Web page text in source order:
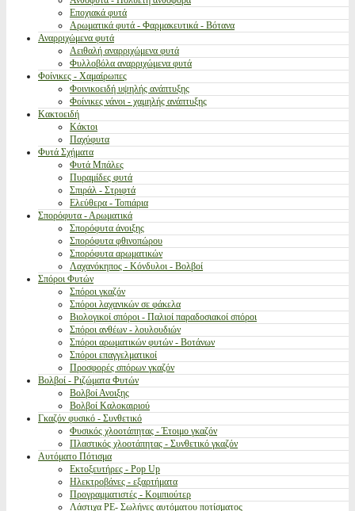
Εποχιακά φυτά
Αρωματικά φυτά - Φαρμακευτικά - Βότανα
Αναρριχώμενα φυτά
Αειθαλή αναρριχώμενα φυτά
Φυλλοβόλα αναρριχώμενα φυτά
Φοίνικες - Χαμαίρωπες
Φοινικοειδή υψηλής ανάπτυξης
Φοίνικες νάνοι - χαμηλής ανάπτυξης
Κακτοειδή
Κάκτοι
Παχύφυτα
Φυτά Σχήματα
Φυτά Μπάλες
Πυραμίδες φυτά
Σπιράλ - Στριφτά
Ελεύθερα - Τοπιάρια
Σπορόφυτα - Αρωματικά
Σπορόφυτα άνοιξης
Σπορόφυτα φθινοπώρου
Σπορόφυτα αρωματικών
Λαχανόκηπος - Κόνδυλοι - Βολβοί
Σπόροι Φυτών
Σπόροι γκαζόν
Σπόροι λαχανικών σε φάκελα
Βιολογικοί σπόροι - Παλιοί παραδοσιακοί σπόροι
Σπόροι ανθέων - λουλουδιών
Σπόροι αρωματικών φυτών - Βοτάνων
Σπόροι επαγγελματικοί
Προσφορές σπόρων γκαζόν
Βολβοί - Ριζώματα Φυτών
Βολβοί Ανοιξης
Βολβοί Καλοκαιριού
Γκαζόν φυσικό - Συνθετικό
Φυσικός χλοοτάπητας - Έτοιμο γκαζόν
Πλαστικός χλοοτάπητας - Συνθετικό γκαζόν
Αυτόματο Πότισμα
Εκτοξευτήρες - Pop Up
Ηλεκτροβάνες - εξαρτήματα
Προγραμματιστές - Κομπιούτερ
Λάστιχα PE- Σωλήνες αυτόματου ποτίσματος